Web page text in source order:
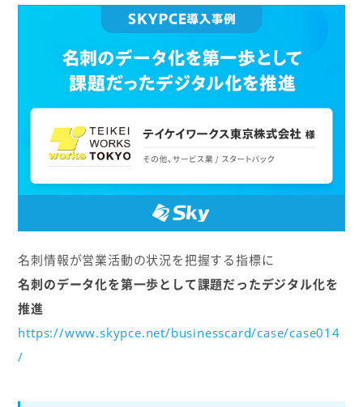
名刺情報が営業活動の状況を把握する指標に
名刺のデータ化を第一歩として課題だったデジタル化を
推進
https://www.skypce.net/businesscard/case/case014
/